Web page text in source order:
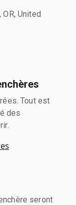
United
Tout est
des
seront